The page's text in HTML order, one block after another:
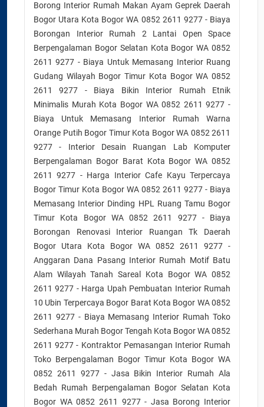
Borong Interior Rumah Makan Ayam Geprek Daerah
Bogor Utara Kota Bogor WA 0852 2611 9277 - Biaya
Borongan Interior Rumah 2 Lantai Open Space
Berpengalaman Bogor Selatan Kota Bogor WA 0852
2611 9277 - Biaya Untuk Memasang Interior Ruang
Gudang Wilayah Bogor Timur Kota Bogor WA 0852
2611 9277 - Biaya Bikin Interior Rumah Etnik
Minimalis Murah Kota Bogor WA 0852 2611 9277 -
Biaya Untuk Memasang Interior Rumah Warna
Orange Putih Bogor Timur Kota Bogor WA 0852 2611
9277 - Interior Desain Ruangan Lab Komputer
Berpengalaman Bogor Barat Kota Bogor WA 0852
2611 9277 - Harga Interior Cafe Kayu Terpercaya
Bogor Timur Kota Bogor WA 0852 2611 9277 - Biaya
Memasang Interior Dinding HPL Ruang Tamu Bogor
Timur Kota Bogor WA 0852 2611 9277 - Biaya
Borongan Renovasi Interior Ruangan Tk Daerah
Bogor Utara Kota Bogor WA 0852 2611 9277 -
Anggaran Dana Pasang Interior Rumah Motif Batu
Alam Wilayah Tanah Sareal Kota Bogor WA 0852
2611 9277 - Harga Upah Pembuatan Interior Rumah
10 Ubin Terpercaya Bogor Barat Kota Bogor WA 0852
2611 9277 - Biaya Memasang Interior Rumah Toko
Sederhana Murah Bogor Tengah Kota Bogor WA 0852
2611 9277 - Kontraktor Pemasangan Interior Rumah
Toko Berpengalaman Bogor Timur Kota Bogor WA
0852 2611 9277 - Jasa Bikin Interior Rumah Ala
Bedah Rumah Berpengalaman Bogor Selatan Kota
Bogor WA 0852 2611 9277 - Jasa Borong Interior